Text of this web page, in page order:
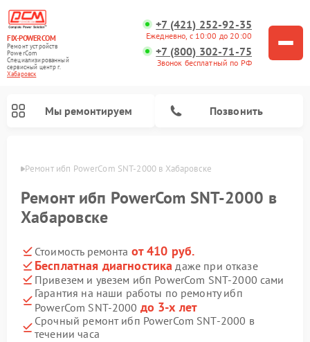
FIX-POWERCOM
Ремонт устройств
PowerCom
Специализированный
cервисный центр г.
Хабаровск
+7 (421) 252-92-35
Ежедневно, с 10:00 до 20:00
+7 (800) 302-71-75
Звонок бесплатный по РФ
Мы ремонтируем Позвонить
Ремонт ибп PowerCom SNT-2000 в Хабаровске
Ремонт ибп PowerCom SNT-2000 в
Хабаровске
Стоимость ремонта от 410 руб.
Бесплатная диагностика даже при отказе
Привезем и увезем ибп PowerCom SNT-2000 сами
Гарантия на наши работы по ремонту ибп
PowerCom SNT-2000 до 3-х лет
Срочный ремонт ибп PowerCom SNT-2000 в
течении часа